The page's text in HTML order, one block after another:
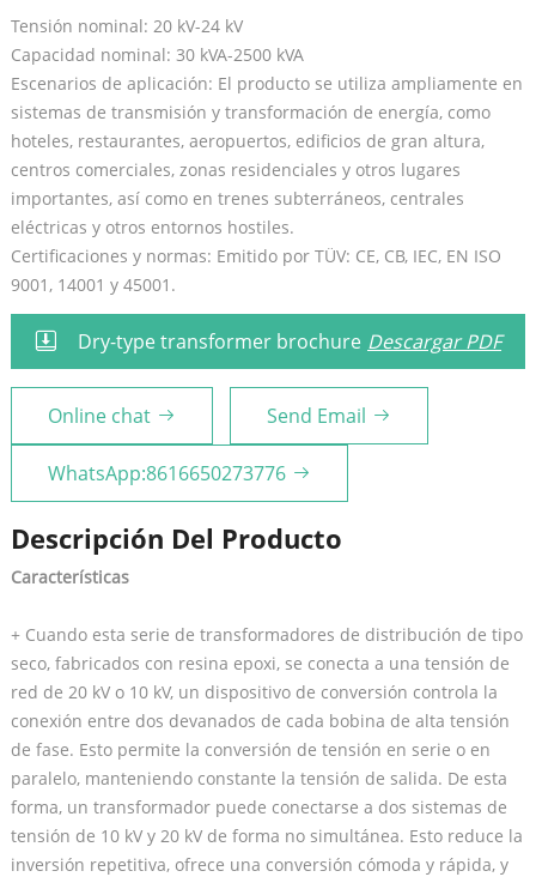
Tensión nominal: 20 kV-24 kV
Capacidad nominal: 30 kVA-2500 kVA
Escenarios de aplicación: El producto se utiliza ampliamente en
sistemas de transmisión y transformación de energía, como
hoteles, restaurantes, aeropuertos, edificios de gran altura,
centros comerciales, zonas residenciales y otros lugares
importantes, así como en trenes subterráneos, centrales
eléctricas y otros entornos hostiles.
Certificaciones y normas: Emitido por TÜV: CE, CB, IEC, EN ISO
9001, 14001 y 45001.
Dry-type transformer brochure Descargar PDF
Online chat Send Email
WhatsApp:8616650273776
Descripción Del Producto
Características
+ Cuando esta serie de transformadores de distribución de tipo
seco, fabricados con resina epoxi, se conecta a una tensión de
red de 20 kV o 10 kV, un dispositivo de conversión controla la
conexión entre dos devanados de cada bobina de alta tensión
de fase. Esto permite la conversión de tensión en serie o en
paralelo, manteniendo constante la tensión de salida. De esta
forma, un transformador puede conectarse a dos sistemas de
tensión de 10 kV y 20 kV de forma no simultánea. Esto reduce la
inversión repetitiva, ofrece una conversión cómoda y rápida, y